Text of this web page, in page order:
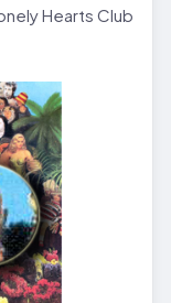
Hearts Club